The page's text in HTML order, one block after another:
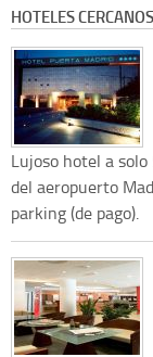
HOTELES CERCANOS
Lujoso hotel a
del aeropuerto
parking (de pago).